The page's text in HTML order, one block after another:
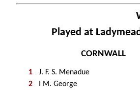
Played at
CORNWALL
1 J. F. S. Menadue
2
I M. George